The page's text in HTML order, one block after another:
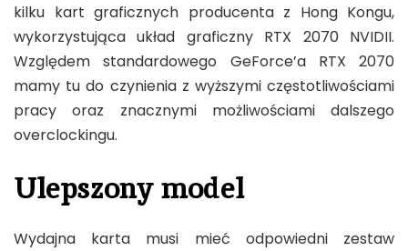
kilku kart graficznych producenta z Hong Kongu,
wykorzystująca układ graficzny RTX 2070 NVIDII.
Względem standardowego GeForce’a RTX 2070
mamy tu do czynienia z wyższymi częstotliwościami
pracy oraz znacznymi możliwościami dalszego
overclockingu.
Ulepszony model
Wydajna karta musi mieć odpowiedni zestaw